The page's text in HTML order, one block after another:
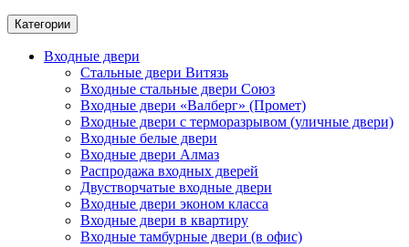
Категории
Входные двери
Стальные двери Витязь
Входные стальные двери Союз
Входные двери «Валберг» (Промет)
Входные двери с терморазрывом (уличные двери)
Входные белые двери
Входные двери Алмаз
Распродажа входных дверей
Двустворчатые входные двери
Входные двери эконом класса
Входные двери в квартиру
Входные тамбурные двери (в офис)